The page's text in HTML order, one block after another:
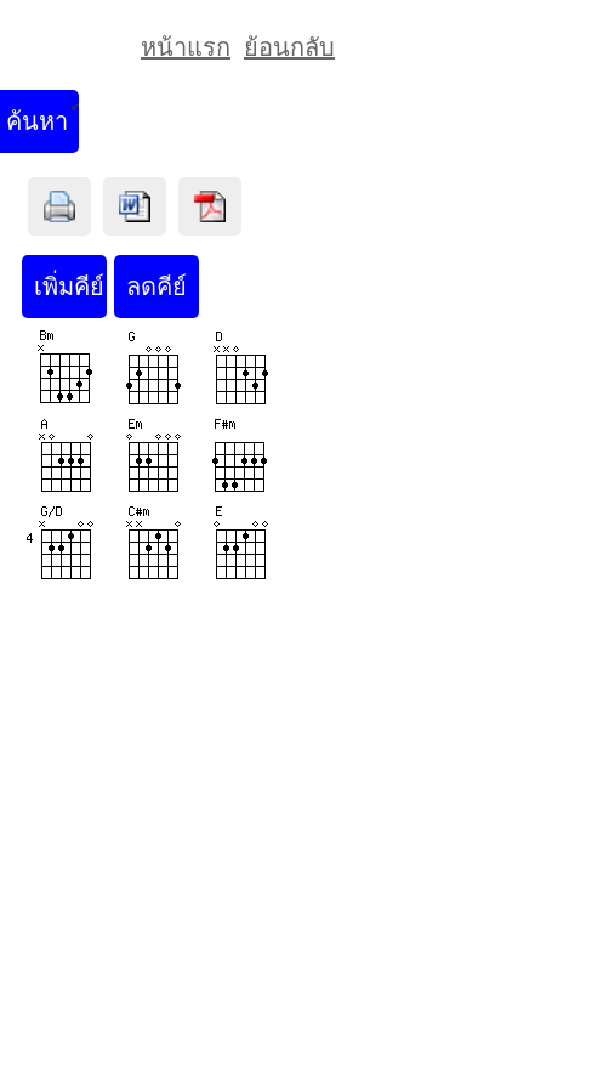
หน้าแรก ย้อนกลับ